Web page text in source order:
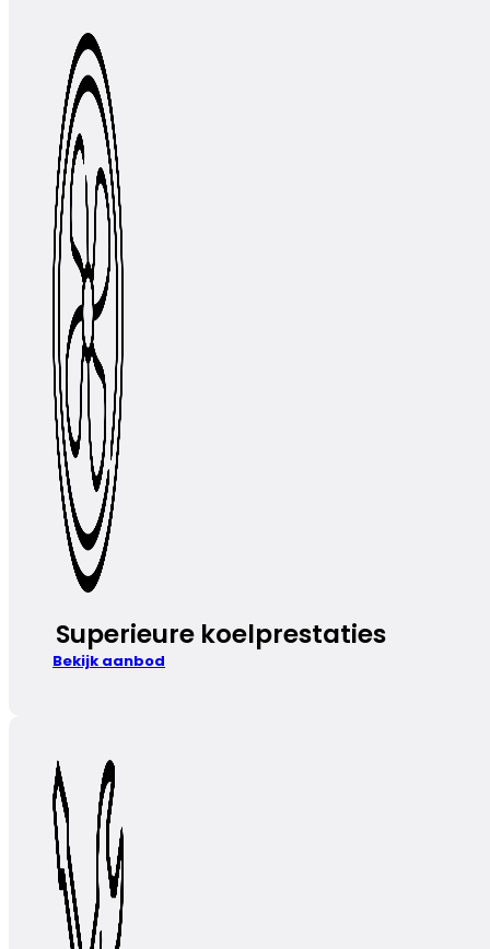
Superieure koelprestaties
Bekijk aanbod